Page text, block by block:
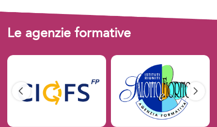
Le agenzie formative